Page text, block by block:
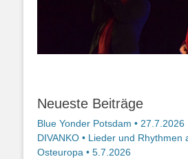
Neueste Beiträge
Blue Yonder Potsdam • 27.7.2026
DIVANKO • Lieder und Rhythmen
Osteuropa • 5.7.2026